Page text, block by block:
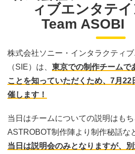
ィブエンタテ
Team ASOBI
株式会社ソニー・インタラクティ
（SIE）は、 東京での制作チームで
ことを知っていただくため、7月22
催します！
当日はチームについての説明はも
ASTROBOT制作陣より制作秘話な
当日は説明会のみとなりますが、